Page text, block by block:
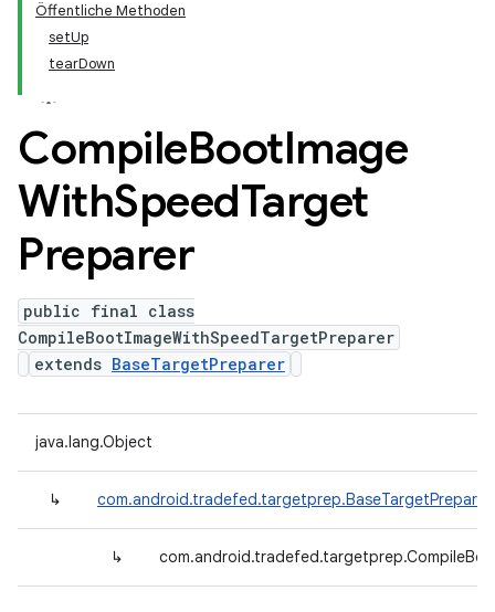
Öffentliche Methoden
setUp
tearDown
CompileBootImage
WithSpeedTarget
Preparer
public final class
CompileBootImageWithSpeedTargetPreparer
extends BaseTargetPreparer
java.lang.Object
↳ com.android.tradefed.targetprep.BaseTargetPreparer
↳